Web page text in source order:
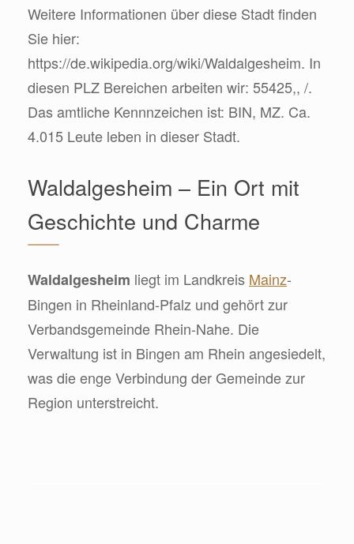
Weitere Informationen über diese Stadt finden
Sie hier:
https://de.wikipedia.org/wiki/Waldalgesheim. In
diesen PLZ Bereichen arbeiten wir: 55425,, /.
Das amtliche Kennnzeichen ist: BIN, MZ. Ca.
4.015 Leute leben in dieser Stadt.
Waldalgesheim – Ein Ort mit
Geschichte und Charme
Waldalgesheim liegt im Landkreis Mainz-
Bingen in Rheinland-Pfalz und gehört zur
Verbandsgemeinde Rhein-Nahe. Die
Verwaltung ist in Bingen am Rhein angesiedelt,
was die enge Verbindung der Gemeinde zur
Region unterstreicht.